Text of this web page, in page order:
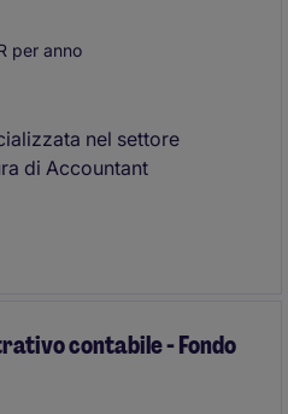
per anno
nel settore
di Accountant
contabile - Fondo